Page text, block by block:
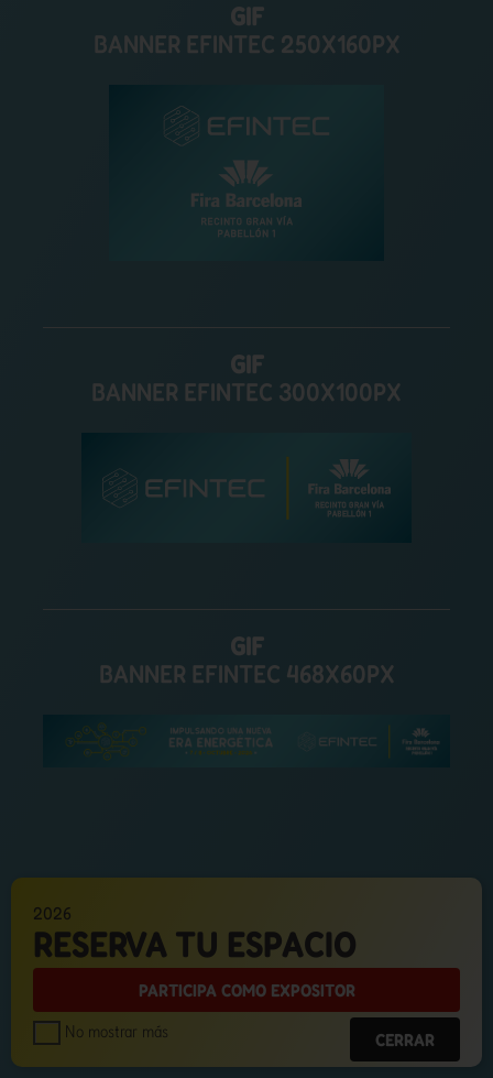
GIF
BANNER EFINTEC 250X160PX
GIF
BANNER EFINTEC 300X100PX
GIF
BANNER EFINTEC 468X60PX
2026
RESERVA TU ESPACIO
PARTICIPA COMO EXPOSITOR
No mostrar más
CERRAR